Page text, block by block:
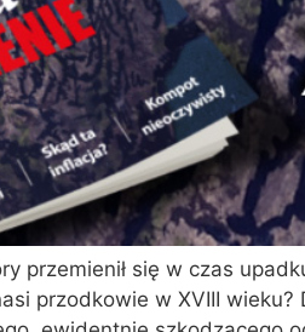
przemienił się w czas
przodkowie w XVIII